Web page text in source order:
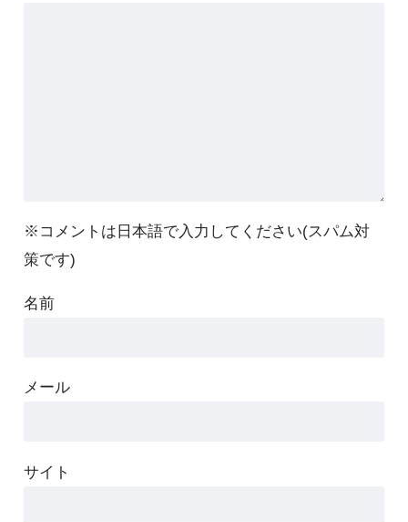
※コメントは日本語で入力してください(スパム対
策です)
名前
メール
サイト